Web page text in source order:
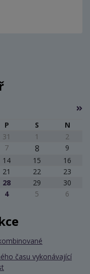
P S
N
31 1
2
7 8
9
14 15
16
21 22
23
28 29
30
4 5 6
času vykonávající